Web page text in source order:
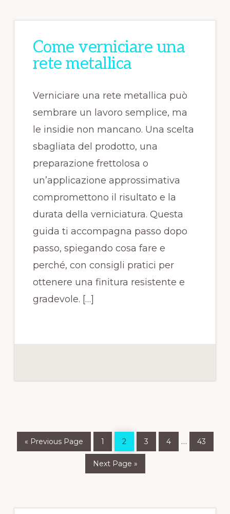
Come verniciare una
rete metallica
Verniciare una rete metallica può
sembrare un lavoro semplice, ma
le insidie non mancano. Una scelta
sbagliata del prodotto, una
preparazione frettolosa o
un’applicazione approssimativa
compromettono il risultato e la
durata della verniciatura. Questa
guida ti accompagna passo dopo
passo, spiegando cosa fare e
perché, con consigli pratici per
ottenere una finitura resistente e
gradevole. […]
« to
Previous Page 1 2 3 4
Interim
…
43
to
Next Page »